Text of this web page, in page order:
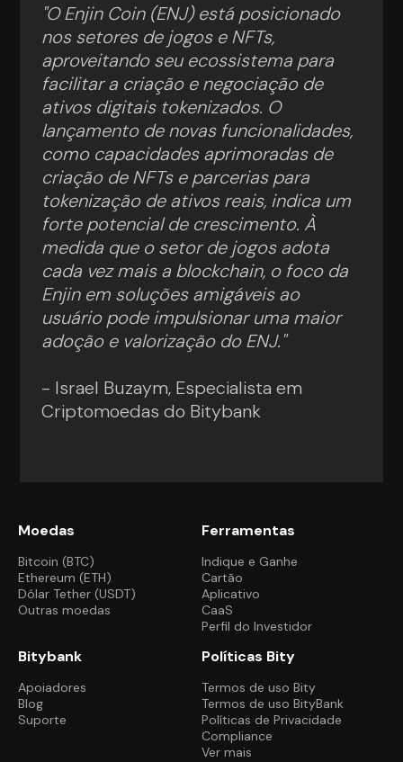
"O Enjin Coin (ENJ) está posicionado
nos setores de jogos e NFTs,
aproveitando seu ecossistema para
facilitar a criação e negociação de
ativos digitais tokenizados. O
lançamento de novas funcionalidades,
como capacidades aprimoradas de
criação de NFTs e parcerias para
tokenização de ativos reais, indica um
forte potencial de crescimento. À
medida que o setor de jogos adota
cada vez mais a blockchain, o foco da
Enjin em soluções amigáveis ao
usuário pode impulsionar uma maior
adoção e valorização do ENJ."
- Israel Buzaym, Especialista em
Criptomoedas do Bitybank
Moedas
Bitcoin (BTC)
Ethereum (ETH)
Dólar Tether (USDT)
Outras moedas
Ferramentas
Indique e Ganhe
Cartão
Aplicativo
CaaS
Perfil do Investidor
Bitybank
Apoiadores
Blog
Suporte
Políticas Bity
Termos de uso Bity
Termos de uso BityBank
Políticas de Privacidade
Compliance
Ver mais